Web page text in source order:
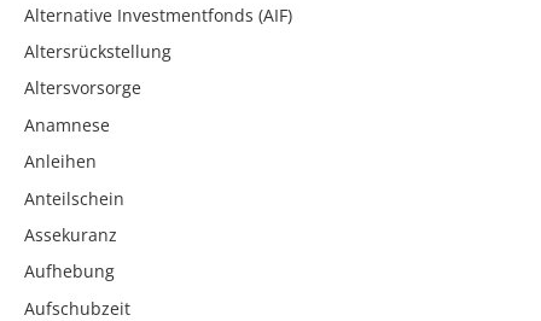
Alternative Investmentfonds (AIF)
Altersrückstellung
Altersvorsorge
Anamnese
Anleihen
Anteilschein
Assekuranz
Aufhebung
Aufschubzeit